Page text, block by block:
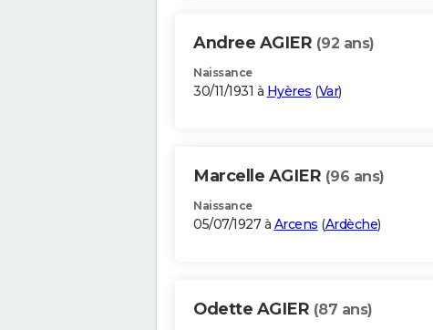
Andree AGIER (92 ans)
Naissance
30/11/1931 à Hyères (Var)
Marcelle AGIER (96 ans)
Naissance
05/07/1927 à Arcens (Ardèche)
Odette AGIER (87 ans)